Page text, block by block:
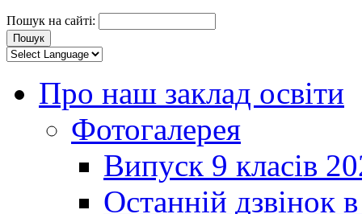
Пошук на сайті:
Про наш заклад освіти
Фотогалерея
Випуск 9 класів
Останній дзвінок